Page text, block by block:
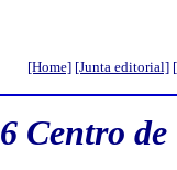
[Home] [Junta editorial]
Centro